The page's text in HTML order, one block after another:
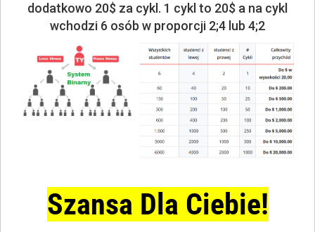
dodatkowo 20$ za cykl. 1 cykl to 20$ a na cykl
wchodzi 6 osób w proporcji 2;4 lub 4;2
Szansa Dla Ciebie!